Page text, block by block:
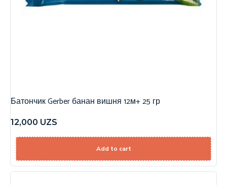
Батончик Gerber банан вишня 12м+ 25 гр
12,000 UZS
Add to cart